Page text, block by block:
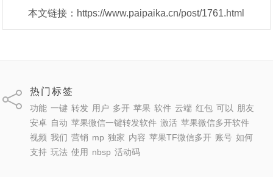
本文链接：https://www.paipaika.cn/post/1761.html
热门标签
功能 一键 转发 用户 多开 苹果 软件 云端 红包 可以
朋友
安卓 自动 苹果微信一键转发软件 激活 苹果微信多开软件
视频 我们 营销 mp 独家 内容 苹果TF微信多开 账号 如何
支持 玩法 使用 nbsp 活动码